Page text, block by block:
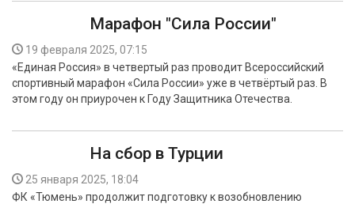
Марафон "Сила России"
19 февраля 2025, 07:15
«Единая Россия» в четвертый раз проводит Всероссийский
спортивный марафон «Сила России» уже в четвёртый раз. В
этом году он приурочен к Году Защитника Отечества.
На сбор в Турции
25 января 2025, 18:04
ФК «Тюмень» продолжит подготовку к возобновлению